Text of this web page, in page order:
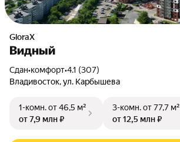
GloraX
Видный
Сдан•комфорт•4.1 (307)
Владивосток, ул. Карбышева
1-комн.от 46,5 м²
от 7,9 млн ₽
3-комн.от 77,7 м²
от 12,5 млн ₽